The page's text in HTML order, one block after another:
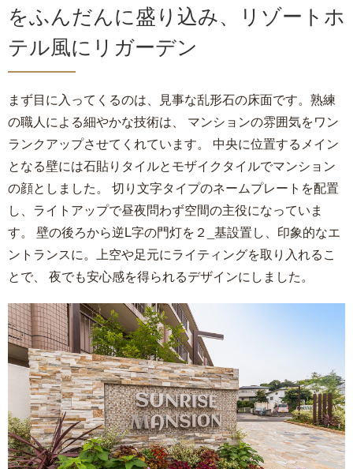
をふんだんに盛り込み、リゾートホ
テル風にリガーデン
まず目に入ってくるのは、見事な乱形石の床面です。熟練
の職人による細やかな技術は、 マンションの雰囲気をワン
ランクアップさせてくれています。 中央に位置するメイン
となる壁には石貼りタイルとモザイクタイルでマンション
の顔としました。 切り文字タイプのネームプレートを配置
し、ライトアップで昼夜問わず空間の主役になっていま
す。 壁の後ろから逆L字の門灯を２_基設置し、印象的なエ
ントランスに。上空や足元にライティングを取り入れるこ
とで、 夜でも安心感を得られるデザインにしました。